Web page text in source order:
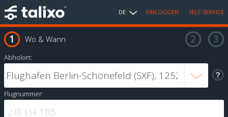
DE EINLOGGEN SELF SERVICE
Wo & Wann
Abholort:
Flugnummer: